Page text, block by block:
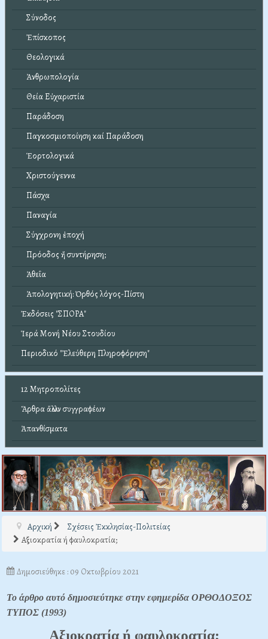
Σύνοδος
Ἐπίσκοπος
Θεολογικά
Ἀνθρωπολογία
Θεία Εὐχαριστία
Παράδοση
Παγκοσμιοποίηση καί Παράδοση
Ἑορτολογικά
Χριστούγεννα
Πάσχα
Παναγία
Σύγχρονη ἐποχή
Πρόοδος ἤ συντήρηση;
Ἀθεΐα
Ἀπολογητική: Ὀρθός λόγος-Πίστη
Ἐκδόσεις "ΣΠΟΡΑ"
Ἱερά Μονή Νέου Στουδίου
Περιοδικό "Ἐλεύθερη Πληροφόρηση"
12 Μητροπολίτες
Ἄρθρα ἄλλων συγγραφέων
Ἀπανθίσματα
Αρχική
Σχέσεις Ἐκκλησίας-Πολιτείας
Αξιοκρατία ή φαυλοκρατία;
Δημοσιεύθηκε : 09 Οκτωβρίου 2021
Το άρθρο αυτό δημοσιεύτηκε στην εφημερίδα ΟΡΘΟΔΟΞΟΣ
ΤΥΠΟΣ (1993)
Αξιοκρατία ή φαυλοκρατία;